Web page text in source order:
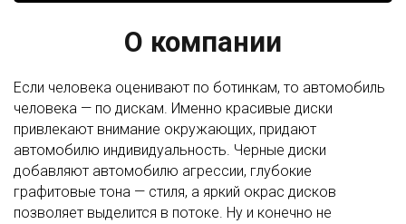
О компании
Если человека оценивают по ботинкам, то автомобиль
человека — по дискам. Именно красивые диски
привлекают внимание окружающих, придают
автомобилю индивидуальность. Черные диски
добавляют автомобилю агрессии, глубокие
графитовые тона — стиля, а яркий окрас дисков
позволяет выделится в потоке. Ну и конечно не